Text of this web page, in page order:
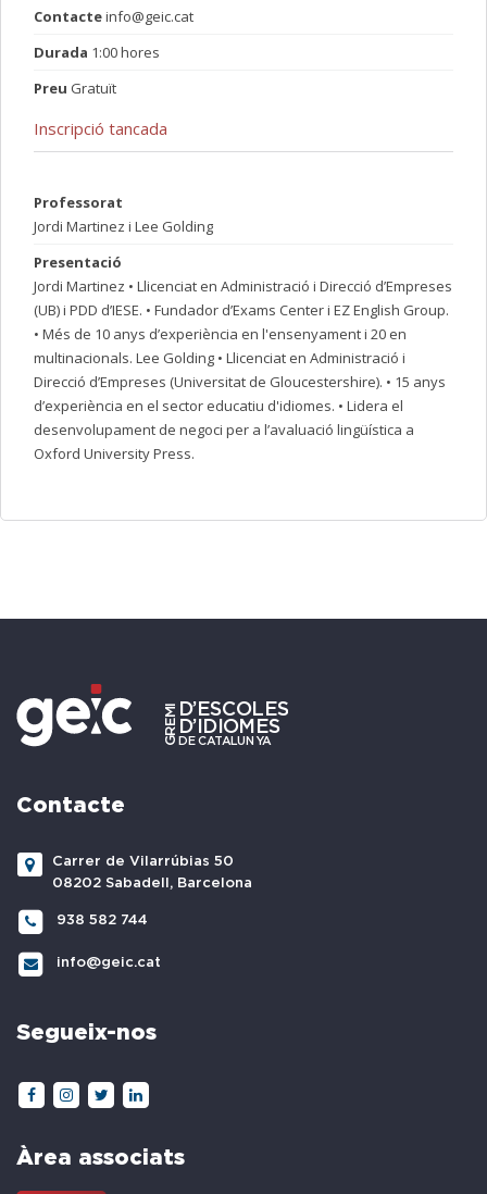
Contacteinfo@geic.cat
Durada 1:00 hores
Preu Gratuït
Inscripció tancada
Professorat
Jordi Martinez i Lee Golding
Presentació
Jordi Martinez • Llicenciat en Administració i Direcció d’Empreses
(UB) i PDD d’IESE. • Fundador d’Exams Center i EZ English Group.
• Més de 10 anys d’experiència en l'ensenyament i 20 en
multinacionals. Lee Golding • Llicenciat en Administració i
Direcció d’Empreses (Universitat de Gloucestershire). • 15 anys
d’experiència en el sector educatiu d'idiomes. • Lidera el
desenvolupament de negoci per a l’avaluació lingüística a
Oxford University Press.
Contacte
Carrer de Vilarrúbias 50
08202 Sabadell, Barcelona
938 582 744
info@geic.cat
Segueix-nos
Àrea associats